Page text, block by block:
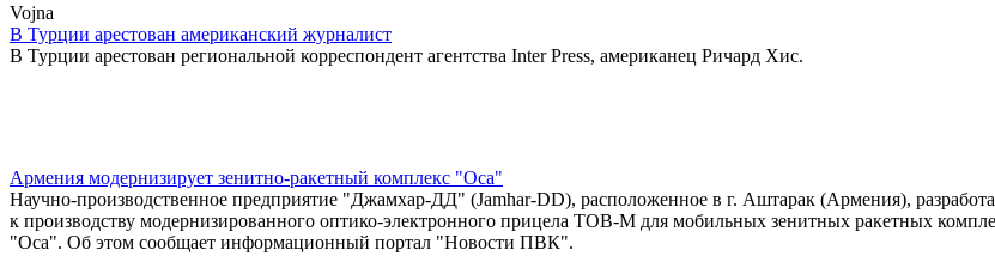
Vojna
В Турции арестован американский журналист
В Турции арестован региональной корреспондент агентства Inter Press, американец Ричард Хис.
Армения модернизирует зенитно-ракетный комплекс "Оса"
Научно-производственное предприятие "Джамхар-ДД" (Jamhar-DD), расположенное в г. Аштарак (Армения),
к производству модернизированного оптико-электронного прицела ТОВ-М для мобильных зенитных ракетных
"Оса". Об этом сообщает информационный портал "Новости ПВК".